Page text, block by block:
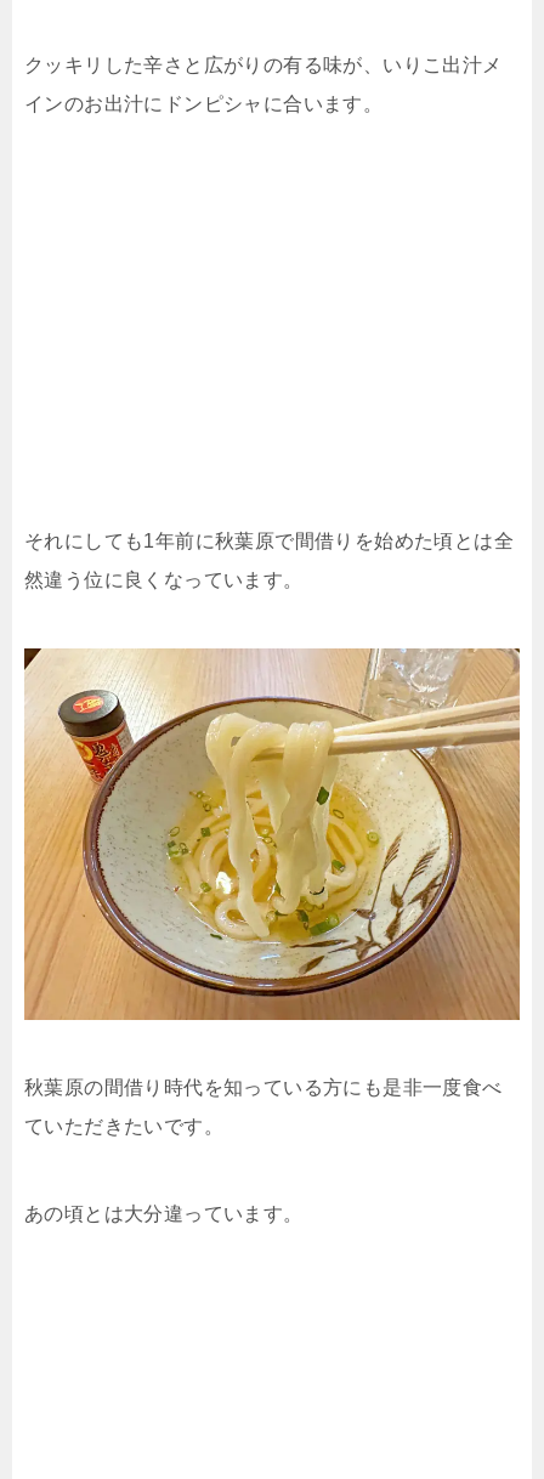
クッキリした辛さと広がりの有る味が、いりこ出汁メ
インのお出汁にドンピシャに合います。
それにしても1年前に秋葉原で間借りを始めた頃とは全
然違う位に良くなっています。
秋葉原の間借り時代を知っている方にも是非一度食べ
ていただきたいです。
あの頃とは大分違っています。